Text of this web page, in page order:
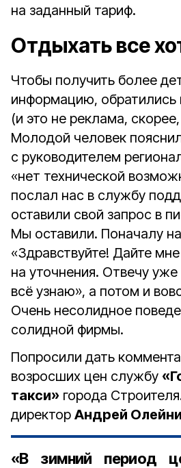
на заданный тариф.
Отдыхать все
Чтобы получить более
информацию, обратились
(и это не реклама,
Молодой человек
с руководителем
«нет технической
послал нас в службу
оставили свой запрос в
Мы оставили. Поначалу
«Здравствуйте! Дайте
на уточнения. Отвечу уже
всё узнаю», а потом и
Очень несолидное
солидной фирмы.
Попросили дать
возросших цен службу
такси» города
директор Андрей
«В зимний период